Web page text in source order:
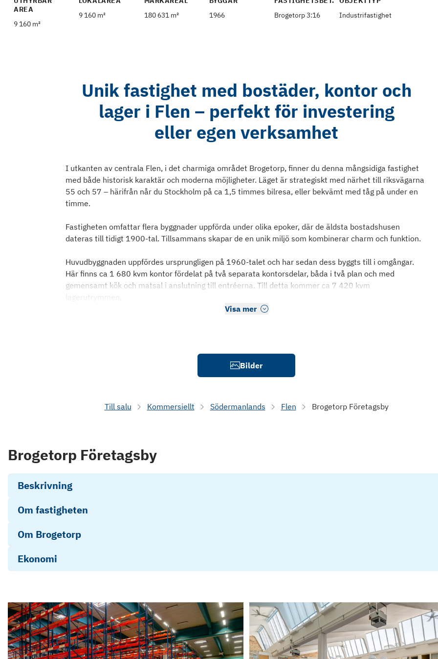
AREA
9 160 m²
9 160 m²
180 631 m²
1966
Brogetorp 3:16
Industrifastighet
Unik fastighet med bostäder, kontor och
lager i Flen – perfekt för investering
eller egen verksamhet
I utkanten av centrala Flen, i det charmiga området Brogetorp, finner du denna mångsidiga fastighet
med både historisk karaktär och moderna möjligheter. Läget är strategiskt med närhet till riksvägarna
55 och 57 – härifrån når du Stockholm på ca 1,5 timmes bilresa, eller bekvämt med tåg på under en
timme.
Fastigheten omfattar flera byggnader uppförda under olika epoker, där de äldsta bostadshusen
dateras till tidigt 1900-tal. Tillsammans skapar de en unik miljö som kombinerar charm och funktion.
Huvudbyggnaden uppfördes ursprungligen på 1960-talet och har sedan dess byggts till i omgångar.
Här finns ca 1 680 kvm kontor fördelat på två separata kontorsdelar, båda i två plan och med
gemensamt kök och matsal i anslutning till entréerna. Till detta kommer ca 7 420 kvm
lagerutrymmen,
Visa mer
Bilder
Till salu Kommersiellt Södermanlands Flen Brogetorp Företagsby
Brogetorp Företagsby
Beskrivning
Om fastigheten
Om Brogetorp
Ekonomi